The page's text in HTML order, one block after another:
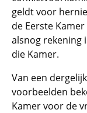
geldt voor
de Eerste
alsnog rekening
die Kamer.
Van een
voorbeelden
Kamer voor de